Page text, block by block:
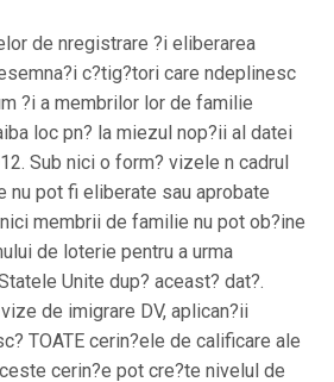
de nregistrare ?i eliberarea
c?tig?tori care ndeplinesc
?i a membrilor lor de familie
loc pn? la miezul nop?ii al datei
Sub nici o form? vizele n cadrul
nu pot fi eliberate sau aprobate
membrii de familie nu pot ob?ine
de loterie pentru a urma
Unite dup? aceast? dat?.
de imigrare DV, aplican?ii
TOATE cerin?ele de calificare ale
cerin?e pot cre?te nivelul de